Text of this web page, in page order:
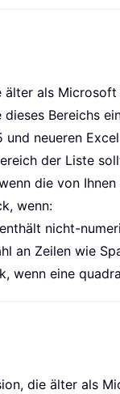
älter als
Bereichs
neueren
der Liste
die von
wenn:
nicht-
an Zeilen wie
wenn eine
die älter als